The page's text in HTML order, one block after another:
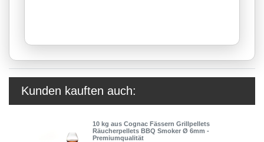
Kunden kauften auch:
10 kg aus Cognac Fässern Grillpellets
Räucherpellets BBQ Smoker Ø 6mm -
Premiumqualität